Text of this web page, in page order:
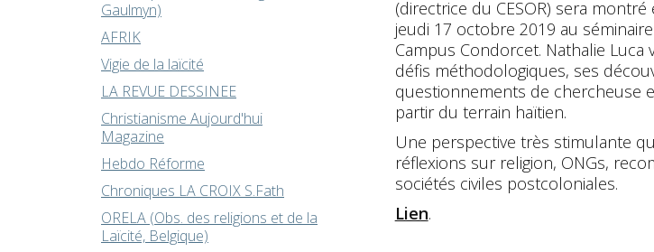
Gaulmyn)
AFRIK
Vigie de la laïcité
LA REVUE DESSINEE
Christianisme Aujourd'hui
Magazine
Hebdo Réforme
Chroniques LA CROIX S.Fath
ORELA (Obs. des religions et de la
Laïcité, Belgique)
(directrice du CESOR) sera
jeudi 17 octobre 2019 au
Campus Condorcet. Nathalie Luca
défis méthodologiques, ses
questionnements de chercheuse
partir du terrain haïtien.
Une perspective très stimulante
réflexions sur religion, ONGs,
sociétés civiles postcoloniales.
Lien.